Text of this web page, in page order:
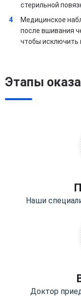
стерильной
Медицинское
после вшивания
чтобы исключить
Этапы
Наши
Доктор